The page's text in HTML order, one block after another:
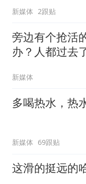
新媒体 2跟贴
旁边有个抢活
办？人都过去
新媒体
多喝热水，热
新媒体 69跟贴
这滑的挺远的